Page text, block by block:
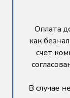
Оплата
как
счет
В случае